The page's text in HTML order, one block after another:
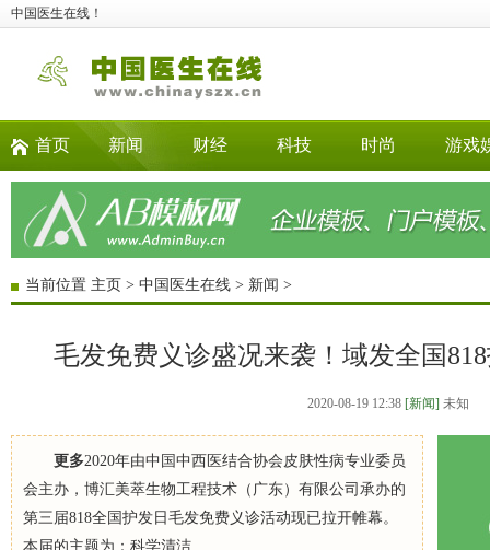
中国医生在线！
首页 新闻 财经 科技 时尚 游戏
当前位置 主页 > 中国医生在线 > 新闻 >
毛发免费义诊盛况来袭！域发全国
2020-08-19 12:38 [新闻] 未知
更多2020年由中国中西医结合协会皮肤性病专业委员
会主办，博汇美萃生物工程技术（广东）有限公司承办的
第三届818全国护发日毛发免费义诊活动现已拉开帷幕。
本届的主题为：科学清洁